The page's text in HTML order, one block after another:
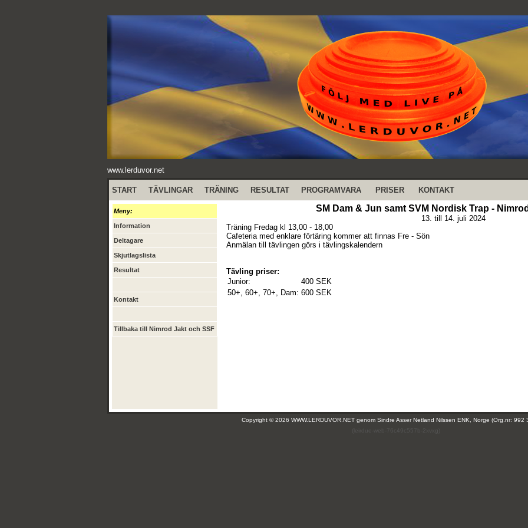
www.lerduvor.net
START TÄVLINGAR TRÄNING RESULTAT PROGRAMVARA PRISER KONTAKT
Meny:
Information
Deltagare
Skjutlagslista
Resultat
Kontakt
Tillbaka till Nimrod Jakt och SSF
SM Dam & Jun samt SVM Nordisk Trap -
13. till 14. juli 2024
Träning Fredag kl 13,00 - 18,00
Cafeteria med enklare förtäring kommer att finnas Fre - Sön
Anmälan till tävlingen görs i tävlingskalendern
Tävling priser:
Junior:
400 SEK
50+, 60+, 70+, Dam: 600 SEK
Copyright © 2026 WWW.LERDUVOR.NET genom Sindre Asser Netland Nilssen ENK, Norge (Org.nr: 992
(leirdue-web-76c49c557b-2xvxg)